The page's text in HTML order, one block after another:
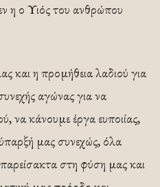
η ο Υιός του ανθρώπου
και η προμήθεια λαδιού για
αγώνας για να
να κάνουμε έργα ευποιίας,
μας συνεχώς, όλα
παρείσακτα στη φύση μας και